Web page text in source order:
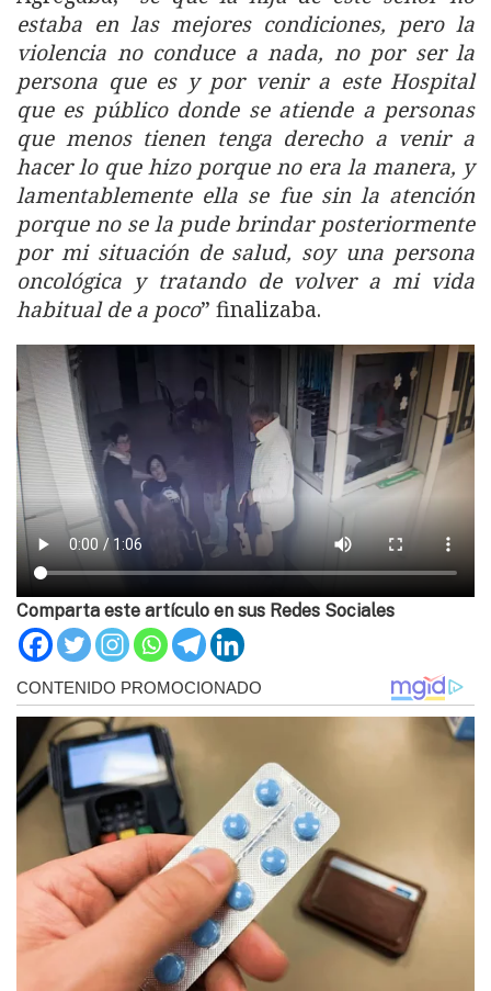
estaba en las mejores condiciones, pero la
violencia no conduce a nada, no por ser la
persona que es y por venir a este Hospital
que es público donde se atiende a personas
que menos tienen tenga derecho a venir a
hacer lo que hizo porque no era la manera, y
lamentablemente ella se fue sin la atención
porque no se la pude brindar posteriormente
por mi situación de salud, soy una persona
oncológica y tratando de volver a mi vida
habitual de a poco” finalizaba.
Comparta este artículo en sus Redes Sociales